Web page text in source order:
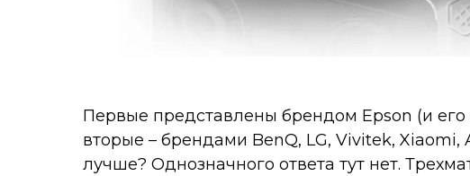
Первые представлены брендом Epson (и его
вторые – брендами BenQ, LG, Vivitek, Xiaomi,
лучше? Однозначного ответа тут нет.